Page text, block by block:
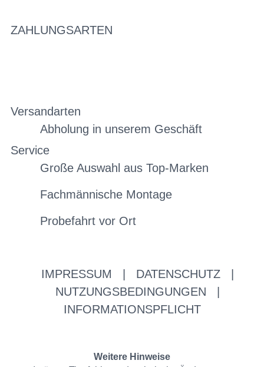
ZAHLUNGSARTEN
Versandarten
Abholung in unserem Geschäft
Service
Große Auswahl aus Top-Marken
Fachmännische Montage
Probefahrt vor Ort
IMPRESSUM DATENSCHUTZ
NUTZUNGSBEDINGUNGEN
INFORMATIONSPFLICHT
Weitere Hinweise